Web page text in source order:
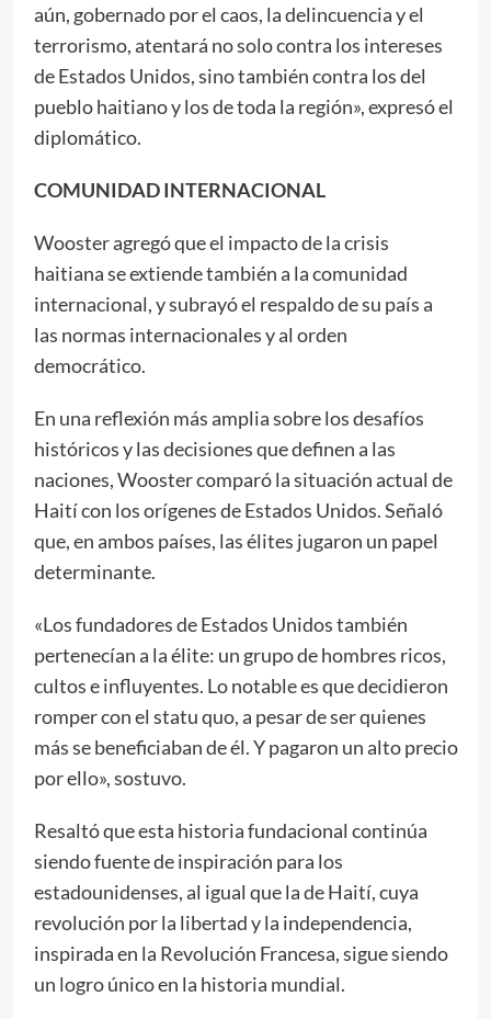
aún, gobernado por el caos, la delincuencia y el
terrorismo, atentará no solo contra los intereses
de Estados Unidos, sino también contra los del
pueblo haitiano y los de toda la región», expresó el
diplomático.
COMUNIDAD INTERNACIONAL
Wooster agregó que el impacto de la crisis
haitiana se extiende también a la comunidad
internacional, y subrayó el respaldo de su país a
las normas internacionales y al orden
democrático.
En una reflexión más amplia sobre los desafíos
históricos y las decisiones que definen a las
naciones, Wooster comparó la situación actual de
Haití con los orígenes de Estados Unidos. Señaló
que, en ambos países, las élites jugaron un papel
determinante.
«Los fundadores de Estados Unidos también
pertenecían a la élite: un grupo de hombres ricos,
cultos e influyentes. Lo notable es que decidieron
romper con el statu quo, a pesar de ser quienes
más se beneficiaban de él. Y pagaron un alto precio
por ello», sostuvo.
Resaltó que esta historia fundacional continúa
siendo fuente de inspiración para los
estadounidenses, al igual que la de Haití, cuya
revolución por la libertad y la independencia,
inspirada en la Revolución Francesa, sigue siendo
un logro único en la historia mundial.